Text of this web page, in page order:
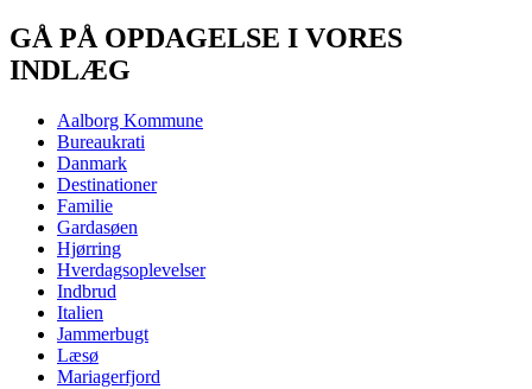
GÅ PÅ OPDAGELSE I VORES
INDLÆG
Aalborg Kommune
Bureaukrati
Danmark
Destinationer
Familie
Gardasøen
Hjørring
Hverdagsoplevelser
Indbrud
Italien
Jammerbugt
Læsø
Mariagerfjord